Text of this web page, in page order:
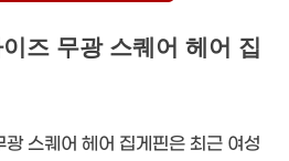
즈 무광 스퀘어 헤어 집
스퀘어 헤어 집게핀은 최근 여성